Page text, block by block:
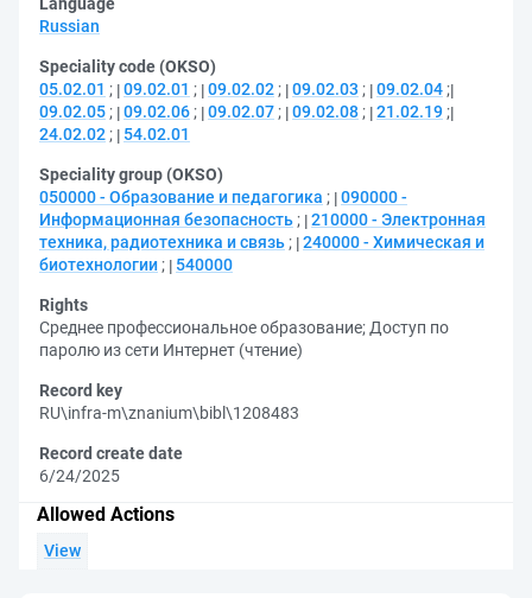
Russian
Speciality code (OKSO)
05.02.01 ; 09.02.01 ; 09.02.02 ; 09.02.03 ; 09.02.04 ;
09.02.05 ; 09.02.06 ; 09.02.07 ; 09.02.08 ; 21.02.19 ;
24.02.02 ; 54.02.01
Speciality group (OKSO)
050000 - Образование и педагогика ; 090000 -
Информационная безопасность ; 210000 - Электронная
техника, радиотехника и связь ; 240000 - Химическая и
биотехнологии ; 540000
Rights
Среднее профессиональное образование; Доступ по
паролю из сети Интернет (чтение)
Record key
RU\infra-m\znanium\bibl\1208483
Record create date
6/24/2025
Allowed Actions
View